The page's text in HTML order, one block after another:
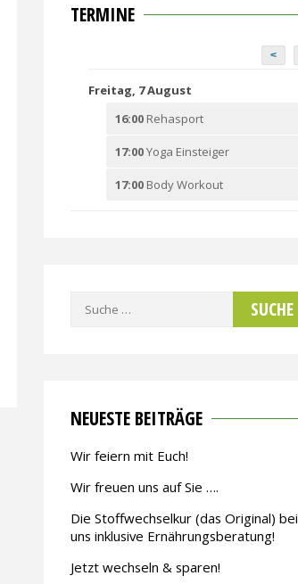
TERMINE
<
Freitag, 7 August
16:00 Rehasport
17:00Yoga Einsteiger
17:00 Body Workout
Suche
NEUESTE BEITRÄGE
Wir feiern mit Euch!
Wir freuen uns auf Sie ….
Die Stoffwechselkur (das Original) bei
uns inklusive Ernährungsberatung!
Jetzt wechseln & sparen!